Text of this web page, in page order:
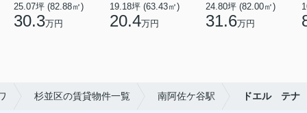
25.07坪 (82.88㎡)
30.3万円
19.18坪 (63.43㎡)
20.4万円
24.80坪 (82.00㎡)
31.6万円
杉並区の賃貸物件一覧 南阿佐ケ谷駅 ドエル テナ